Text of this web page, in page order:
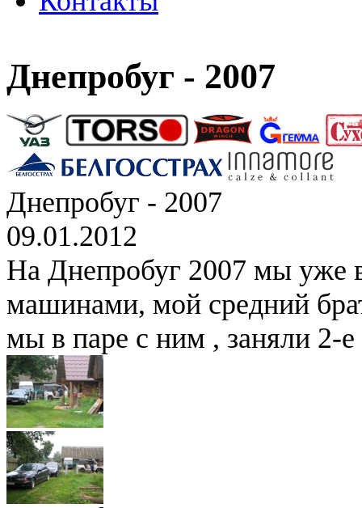
Днепробуг - 2007
Днепробуг - 2007
09.01.2012
На Днепробуг 2007 мы уже
машинами, мой средний
мы в паре с ним , заняли 2-